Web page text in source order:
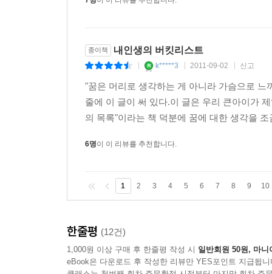
종이책 내인생의 버킷리스트
k*****3 2011-09-02 신고
"꿈은 머리로 생각하는 게 아니라 가슴으로
줄에 이 글이 써 있다.이 글은 우리 큰아이가
의 목록"이라는 책 덕분에 꿈에 대한 생각을
6명이 이 리뷰를 추천합니다.
1 2 3 4 5 6 7 8 9 10
한줄평 (12건)
1,000원 이상 구매 후 한줄평 작성 시 일반회원 50원, 마니
eBook은 다운로드 후 작성한 리뷰만 YES포인트 지급됩니